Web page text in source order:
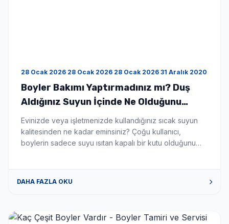
28 Ocak 2026 28 Ocak 2026 28 Ocak 2026 31 Aralık 2020
Boyler Bakımı Yaptırmadınız mı? Duş
Aldığınız Suyun İçinde Ne Olduğunu
Bilseniz Şaşırırdınız! - Boyler Tamiri ve
Servisi
Evinizde veya işletmenizde kullandığınız sıcak suyun
kalitesinden ne kadar eminsiniz? Çoğu kullanıcı,
boylerin sadece suyu ısıtan kapalı bir kutu olduğunu
DAHA FAZLA OKU